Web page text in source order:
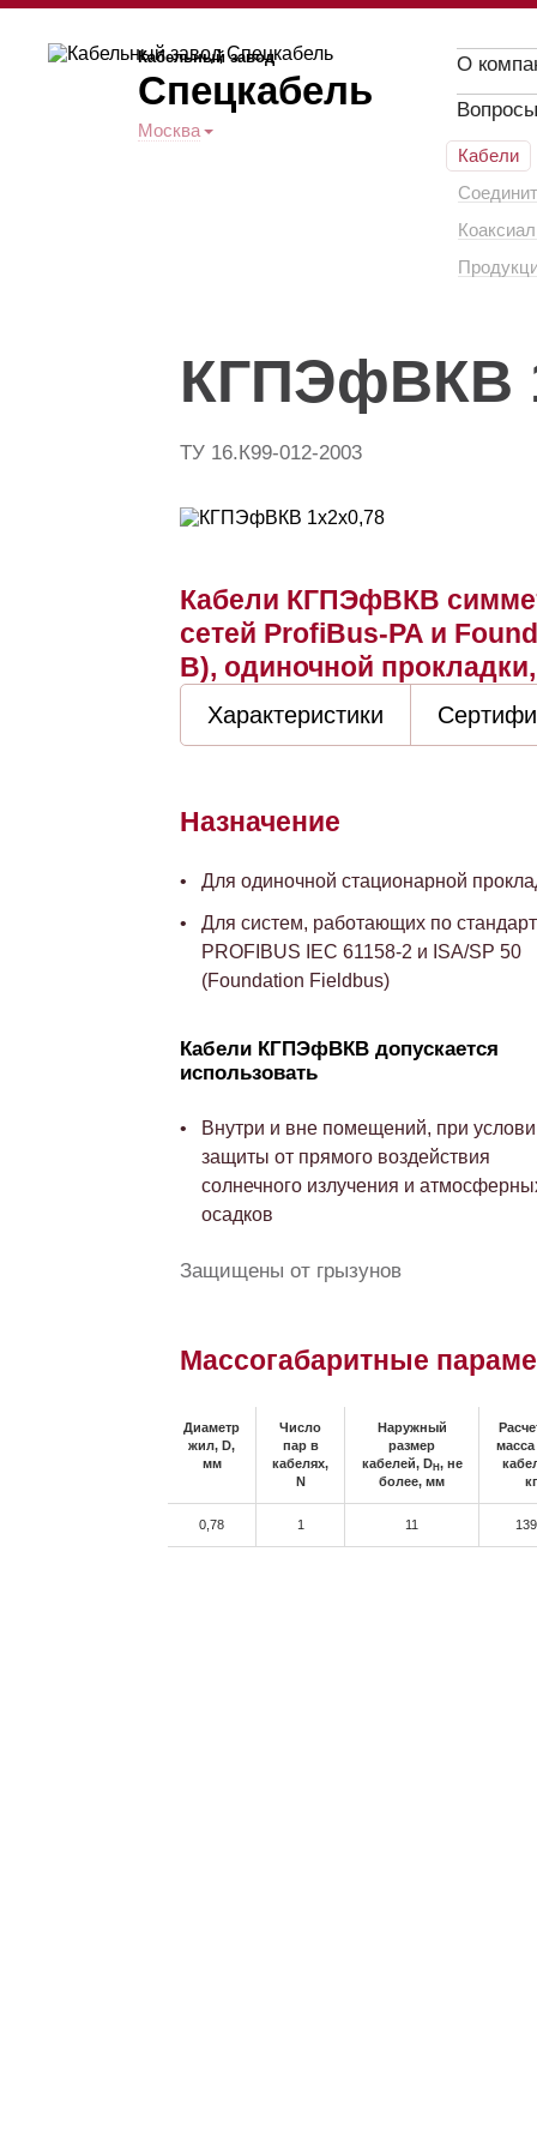
Кабельный завод
Спецкабель
Москва
О
Кабели
КГПЭфВКВ
ТУ 16.К99-012-2003
Кабели КГПЭфВКВ
сетей ProfiBus-PA и
В), одиночной
Характеристики
Назначение
Для одиночной стационарной
Для систем, работающих по
PROFIBUS IEC 61158-2 и ISA/SP 50
(Foundation Fieldbus)
Кабели КГПЭфВКВ допускается
использовать
Внутри и вне помещений, при
защиты от прямого воздействия
солнечного излучения и
осадков
Защищены от грызунов
Массогабаритные
Диаметр
жил, D,
мм
Число
пар в
кабелях,
N
Наружный
размер
кабелей, DH, не
более, мм
кг
0,78 1 11